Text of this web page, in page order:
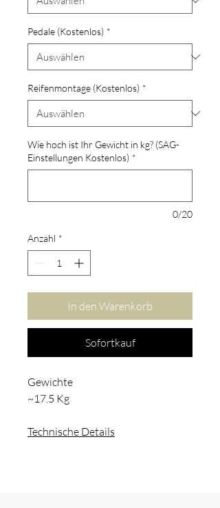
Pedale (Kostenlos) *
Reifenmontage (Kostenlos) *
Wie hoch ist Ihr Gewicht in kg? (SAG-
Einstellungen Kostenlos) *
0/20
Anzahl *
In den Warenkorb
Sofortkauf
Gewichte
~17.5 Kg
Technische Details